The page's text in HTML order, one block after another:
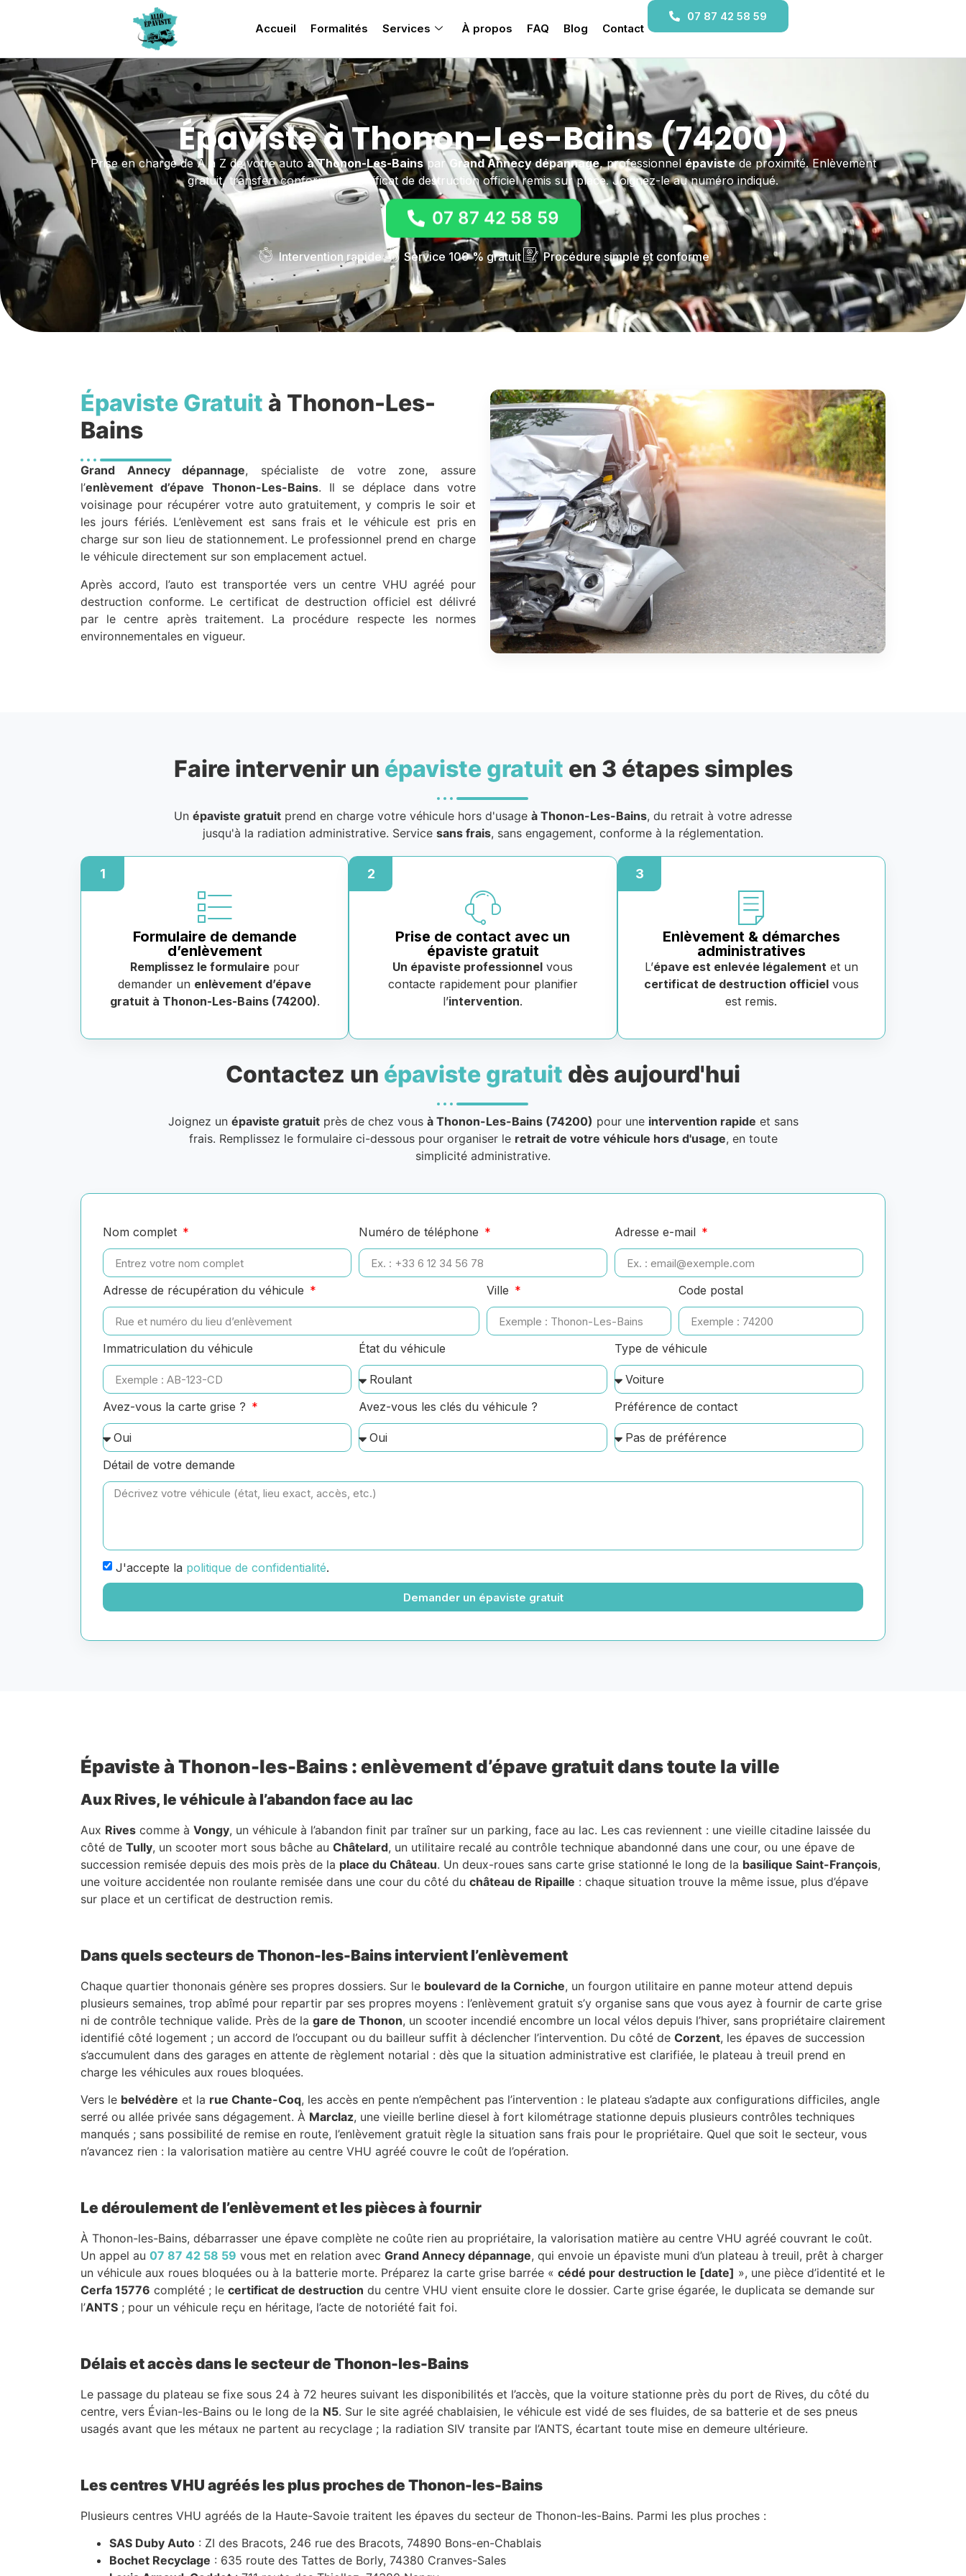
Accueil Formalités Services À propos FAQ Blog Contact
07 87 42 58 59
Épaviste à Thonon-Les-Bains (74200)
Prise en charge de A à Z de votre autoà Thonon-Les-BainsparGrand Annecy dépannage, professionnel épavistede proximité. Enlèvement
gratuit, transfert conforme et certificat de destruction officiel remis sur place. Joignez-le au numéro indiqué.
07 87 42 58 59
Intervention rapide Service 100 % gratuit Procédure simple et conforme
Épaviste Gratuit à Thonon-Les-
Bains
Grand Annecy dépannage, spécialiste de votre zone, assure
l’enlèvement d’épave Thonon-Les-Bains. Il se déplace dans votre
voisinage pour récupérer votre auto gratuitement, y compris le soir et
les jours fériés. L’enlèvement est sans frais et le véhicule est pris en
charge sur son lieu de stationnement. Le professionnel prend en charge
le véhicule directement sur son emplacement actuel.
Après accord, l’auto est transportée vers un centre VHU agréé pour
destruction conforme. Le certificat de destruction officiel est délivré
par le centre après traitement. La procédure respecte les normes
environnementales en vigueur.
Faire intervenir un épaviste gratuit en 3 étapes simples
Un épaviste gratuit prend en charge votre véhicule hors d'usage à Thonon-Les-Bains, du retrait à votre adresse
jusqu'à la radiation administrative. Service sans frais, sans engagement, conforme à la réglementation.
1
Formulaire de demande
d’enlèvement
Remplissez le formulairepour
demander un enlèvement d’épave
gratuit à Thonon-Les-Bains (74200).
2
Prise de contact avec un
épaviste gratuit
Un épaviste professionnel vous
contacte rapidement pour planifier
l’intervention.
3
Enlèvement & démarches
administratives
L’épave est enlevée légalementet un
certificat de destruction officielvous
est remis.
Contactez un épaviste gratuit dès aujourd'hui
Joignez un épaviste gratuitprès de chez vous à Thonon-Les-Bains (74200) pour une intervention rapide et sans
frais. Remplissez le formulaire ci-dessous pour organiser le retrait de votre véhicule hors d'usage, en toute
simplicité administrative.
Nom complet Numéro de téléphone Adresse e-mail
Adresse de récupération du véhicule Ville Code postal
Immatriculation du véhicule État du véhicule Type de véhicule
Avez-vous la carte grise ? Avez-vous les clés du véhicule ? Préférence de contact
Détail de votre demande
J'accepte la politique de confidentialité.
Demander un épaviste gratuit
Épaviste à Thonon-les-Bains : enlèvement d’épave gratuit dans toute la ville
Aux Rives, le véhicule à l’abandon face au lac
Aux Rives comme à Vongy, un véhicule à l’abandon finit par traîner sur un parking, face au lac. Les cas reviennent : une vieille citadine laissée du
côté de Tully, un scooter mort sous bâche au Châtelard, un utilitaire recalé au contrôle technique abandonné dans une cour, ou une épave de
succession remisée depuis des mois près de la place du Château. Un deux-roues sans carte grise stationné le long de la basilique Saint-François,
une voiture accidentée non roulante remisée dans une cour du côté du château de Ripaille : chaque situation trouve la même issue, plus d’épave
sur place et un certificat de destruction remis.
Dans quels secteurs de Thonon-les-Bains intervient l’enlèvement
Chaque quartier thononais génère ses propres dossiers. Sur le boulevard de la Corniche, un fourgon utilitaire en panne moteur attend depuis
plusieurs semaines, trop abîmé pour repartir par ses propres moyens : l’enlèvement gratuit s’y organise sans que vous ayez à fournir de carte grise
ni de contrôle technique valide. Près de la gare de Thonon, un scooter incendié encombre un local vélos depuis l’hiver, sans propriétaire clairement
identifié côté logement ; un accord de l’occupant ou du bailleur suffit à déclencher l’intervention. Du côté de Corzent, les épaves de succession
s’accumulent dans des garages en attente de règlement notarial : dès que la situation administrative est clarifiée, le plateau à treuil prend en
charge les véhicules aux roues bloquées.
Vers le belvédère et la rue Chante-Coq, les accès en pente n’empêchent pas l’intervention : le plateau s’adapte aux configurations difficiles, angle
serré ou allée privée sans dégagement. À Marclaz, une vieille berline diesel à fort kilométrage stationne depuis plusieurs contrôles techniques
manqués ; sans possibilité de remise en route, l’enlèvement gratuit règle la situation sans frais pour le propriétaire. Quel que soit le secteur, vous
n’avancez rien : la valorisation matière au centre VHU agréé couvre le coût de l’opération.
Le déroulement de l’enlèvement et les pièces à fournir
À Thonon-les-Bains, débarrasser une épave complète ne coûte rien au propriétaire, la valorisation matière au centre VHU agréé couvrant le coût.
Un appel au 07 87 42 58 59 vous met en relation avec Grand Annecy dépannage, qui envoie un épaviste muni d’un plateau à treuil, prêt à charger
un véhicule aux roues bloquées ou à la batterie morte. Préparez la carte grise barrée « cédé pour destruction le [date] », une pièce d’identité et le
Cerfa 15776 complété ; le certificat de destruction du centre VHU vient ensuite clore le dossier. Carte grise égarée, le duplicata se demande sur
l’ANTS ; pour un véhicule reçu en héritage, l’acte de notoriété fait foi.
Délais et accès dans le secteur de Thonon-les-Bains
Le passage du plateau se fixe sous 24 à 72 heures suivant les disponibilités et l’accès, que la voiture stationne près du port de Rives, du côté du
centre, vers Évian-les-Bains ou le long de la N5. Sur le site agréé chablaisien, le véhicule est vidé de ses fluides, de sa batterie et de ses pneus
usagés avant que les métaux ne partent au recyclage ; la radiation SIV transite par l’ANTS, écartant toute mise en demeure ultérieure.
Les centres VHU agréés les plus proches de Thonon-les-Bains
Plusieurs centres VHU agréés de la Haute-Savoie traitent les épaves du secteur de Thonon-les-Bains. Parmi les plus proches :
SAS Duby Auto : ZI des Bracots, 246 rue des Bracots, 74890 Bons-en-Chablais
Bochet Recyclage : 635 route des Tattes de Borly, 74380 Cranves-Sales